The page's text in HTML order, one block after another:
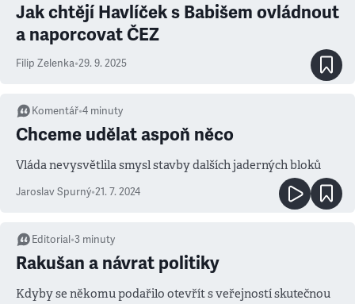
Jak chtějí Havlíček s Babišem ovládnout
a naporcovat ČEZ
Filip Zelenka•29. 9. 2025
Komentář•4 minuty
Chceme udělat aspoň něco
Vláda nevysvětlila smysl stavby dalších jaderných bloků
Jaroslav Spurný•21. 7. 2024
Editorial •3 minuty
Rakušan a návrat politiky
Kdyby se někomu podařilo otevřít s veřejností skutečnou